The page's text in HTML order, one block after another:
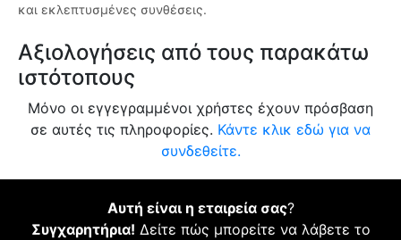
και εκλεπτυσμένες συνθέσεις.
Αξιολογήσεις από τους παρακάτω
ιστότοπους
Μόνο οι εγγεγραμμένοι χρήστες έχουν πρόσβαση
σε αυτές τις πληροφορίες. Κάντε κλικ εδώ για να
συνδεθείτε.
Αυτή είναι η εταιρεία σας?
Συγχαρητήρια! Δείτε πώς μπορείτε να λάβετε το